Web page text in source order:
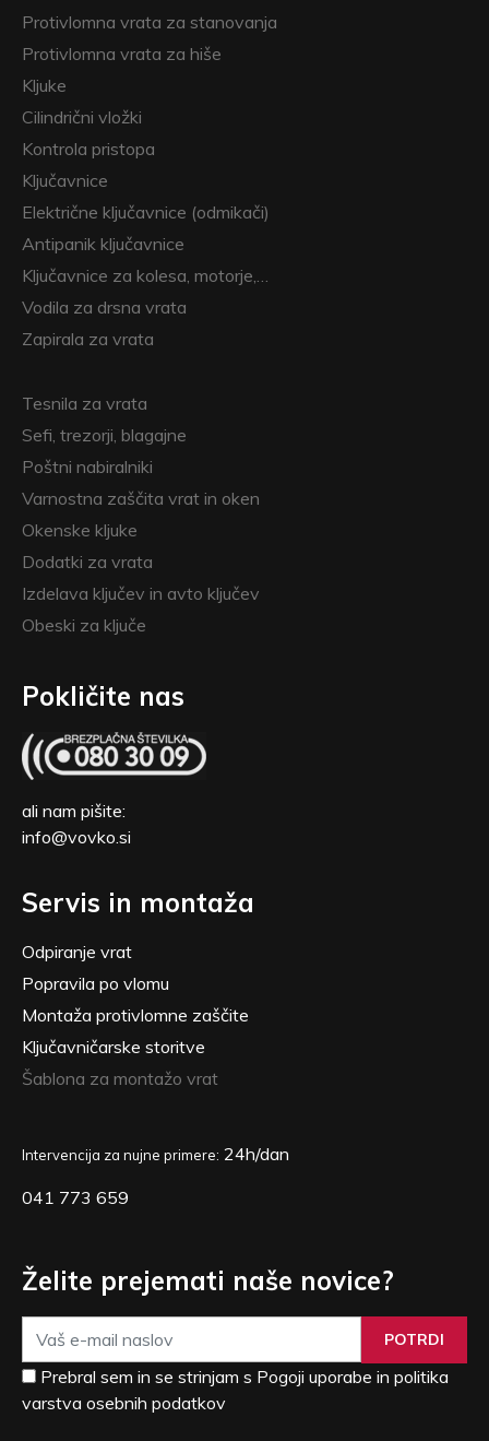
Protivlomna vrata za stanovanja
Protivlomna vrata za hiše
Kljuke
Cilindrični vložki
Kontrola pristopa
Ključavnice
Električne ključavnice (odmikači)
Antipanik ključavnice
Ključavnice za kolesa, motorje,…
Vodila za drsna vrata
Zapirala za vrata
Tesnila za vrata
Sefi, trezorji, blagajne
Poštni nabiralniki
Varnostna zaščita vrat in oken
Okenske kljuke
Dodatki za vrata
Izdelava ključev in avto ključev
Obeski za ključe
Pokličite nas
ali nam pišite:
info@vovko.si
Servis in montaža
Odpiranje vrat
Popravila po vlomu
Montaža protivlomne zaščite
Ključavničarske storitve
Šablona za montažo vrat
Intervencija za nujne primere: 24h/dan
041 773 659
Želite prejemati naše novice?
POTRDI
Prebral sem in se strinjam s Pogoji uporabe in politika
varstva osebnih podatkov